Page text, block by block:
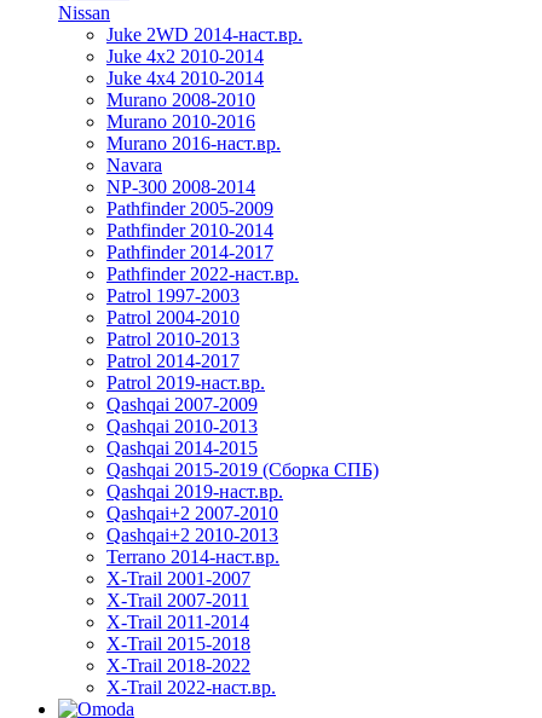
Nissan
Juke 2WD 2014-наст.вр.
Juke 4x2 2010-2014
Juke 4x4 2010-2014
Murano 2008-2010
Murano 2010-2016
Murano 2016-наст.вр.
Navara
NP-300 2008-2014
Pathfinder 2005-2009
Pathfinder 2010-2014
Pathfinder 2014-2017
Pathfinder 2022-наст.вр.
Patrol 1997-2003
Patrol 2004-2010
Patrol 2010-2013
Patrol 2014-2017
Patrol 2019-наст.вр.
Qashqai 2007-2009
Qashqai 2010-2013
Qashqai 2014-2015
Qashqai 2015-2019 (Сборка СПБ)
Qashqai 2019-наст.вр.
Qashqai+2 2007-2010
Qashqai+2 2010-2013
Terrano 2014-наст.вр.
X-Trail 2001-2007
X-Trail 2007-2011
X-Trail 2011-2014
X-Trail 2015-2018
X-Trail 2018-2022
X-Trail 2022-наст.вр.